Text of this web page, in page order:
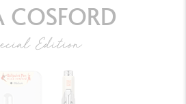
COSFORD
Edition